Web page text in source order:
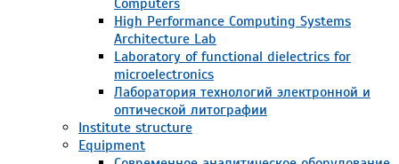
High Performance Computing Systems
Architecture Lab
Laboratory of functional dielectrics for
microelectronics
Лаборатория технологий электронной и
оптической литографии
Institute structure
Equipment